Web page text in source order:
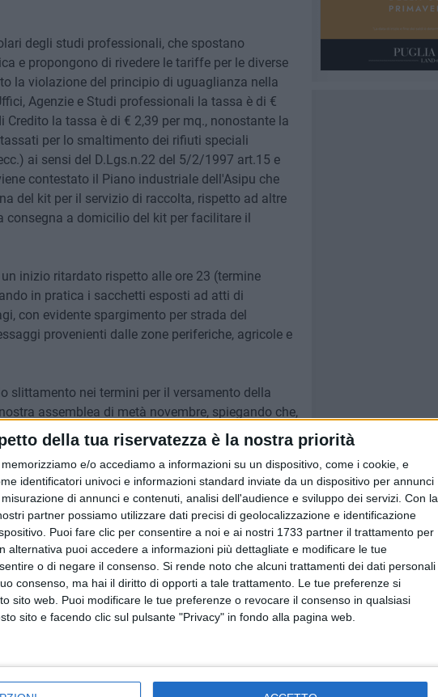
della tua riservatezza è la nostra priorità
memorizziamo e/o accediamo a informazioni su un dispositivo, come i cookie, e
identificatori univoci e informazioni standard inviate da un dispositivo per annunci
di annunci e contenuti, analisi dell'audience e sviluppo dei servizi. Con la
partner possiamo utilizzare dati precisi di geolocalizzazione e identificazione
Puoi fare clic per consentire a noi e ai nostri 1733 partner il trattamento per
alternativa puoi accedere a informazioni più dettagliate e modificare le tue
o di negare il consenso. Si rende noto che alcuni trattamenti dei dati personali
consenso, ma hai il diritto di opporti a tale trattamento. Le tue preferenze si
sito web. Puoi modificare le tue preferenze o revocare il consenso in qualsiasi
sito e facendo clic sul pulsante "Privacy" in fondo alla pagina web.
degli studi professionali, che spostano
e propongono di rivedere le tariffe per le diverse
la violazione del principio di uguaglianza nella
Agenzie e Studi professionali la tassa è di €
la tassa è di € 2,39 per mq., nonostante la
per lo smaltimento dei rifiuti speciali
ai sensi del D.Lgs.n.22 del 5/2/1997 art.15 e
contestato il Piano industriale dell'Asipu che
del kit per il servizio di raccolta, rispetto ad altre
a domicilio del kit per facilitare il
inizio ritardato rispetto alle ore 23 (termine
in pratica i sacchetti esposti ad atti di
con evidente spargimento per strada del
provenienti dalle zone periferiche, agricole e
slittamento nei termini per il versamento della
assemblea di metà novembre, spiegando che,
sanzioni per un ritardo limitato. La decisione in
Specie poi se si considera che è stata presa
ora non hanno espresso prima la
tra i contribuenti? E perché allora non
seduta del Consiglio? Siamo convinti che il
con l'impegno di tutti potrà migliorare. Ciò
a capire che i cittadini hanno tutto il diritto
come "non hanno capito", "si devono
amministratore sono imperdonabili, perché
le esigenze e le difficoltà dell'utenza e frutto di
Uniti per Ruvo ha posto nei riguardi di
eccellenza, conquistata con l'impegno della